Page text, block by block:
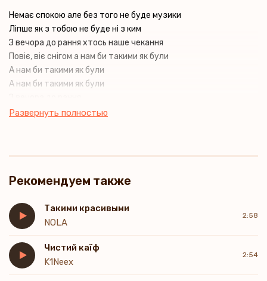
Немає спокою але без того не буде музики
Ліпше як з тобою не буде ні з ким
З вечора до рання хтось наше чекання
Повіє, віє снігом а нам би такими як були
А нам би такими як були
А нам би такими як були
Десь по шумних містах
З моїми шаленими думками
Найгучнішими словами»
З вечора до рання
Хтось наше чекання
Повіє, віє снігом
А нам би такими, як були
Развернуть полностью
Рекомендуем также
Такими красивыми
NOLA
2:58
Чистий каїф
K1Neex
2:54